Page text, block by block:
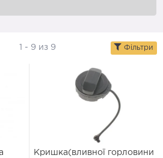
1 - 9 из 9 Фільтри
Кришка(вливної горловини